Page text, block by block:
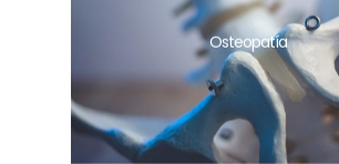
Osteopatía